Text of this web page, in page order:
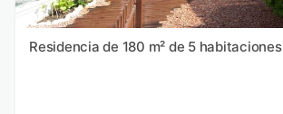
Residencia de 180 m² de 5 habitaciones